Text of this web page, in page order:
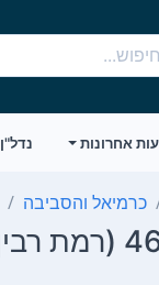
אחרונות נדל"ן
כרמיאל והסביבה